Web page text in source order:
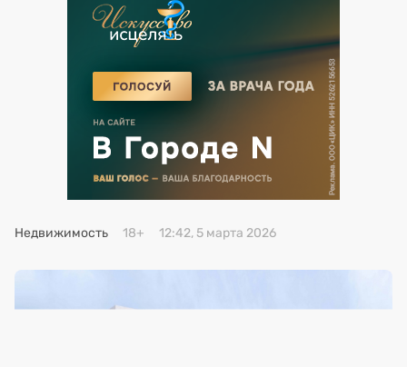
Искусство исцелять
Премия 2025
Эксперты
Недвижимость 18+ 12:42, 5 марта 2026